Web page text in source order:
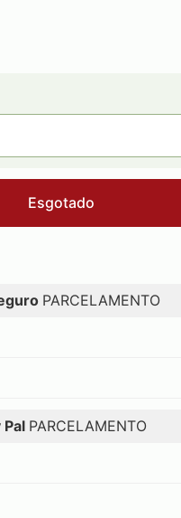
Esgotado
PARCELAMENTO
Pal PARCELAMENTO